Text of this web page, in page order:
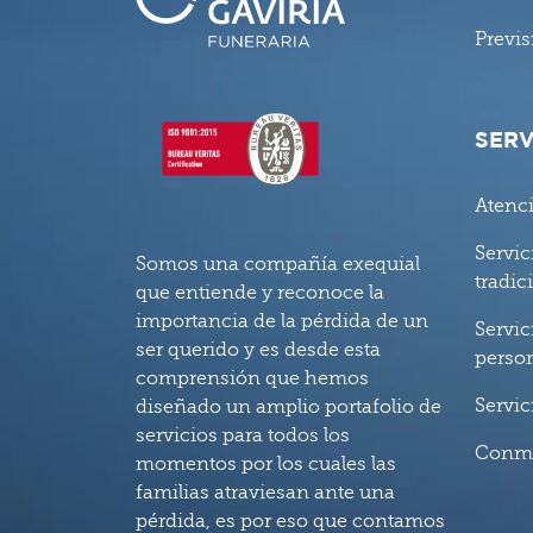
Somos una compañía exequial
que entiende y reconoce la
importancia de la pérdida de un
ser querido y es desde esta
comprensión que hemos
diseñado un amplio portafolio de
servicios para todos los
momentos por los cuales las
familias atraviesan ante una
pérdida, es por eso que contamos